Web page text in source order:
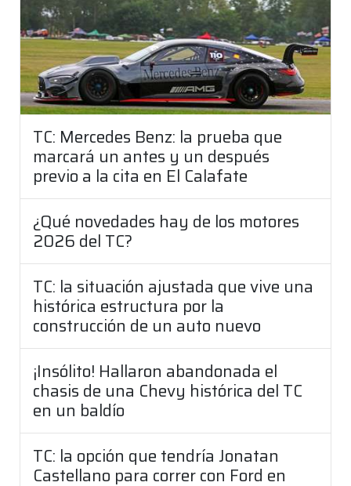
TC: Mercedes Benz: la prueba que
marcará un antes y un después
previo a la cita en El Calafate
¿Qué novedades hay de los motores
2026 del TC?
TC: la situación ajustada que vive una
histórica estructura por la
construcción de un auto nuevo
¡Insólito! Hallaron abandonada el
chasis de una Chevy histórica del TC
en un baldío
TC: la opción que tendría Jonatan
Castellano para correr con Ford en